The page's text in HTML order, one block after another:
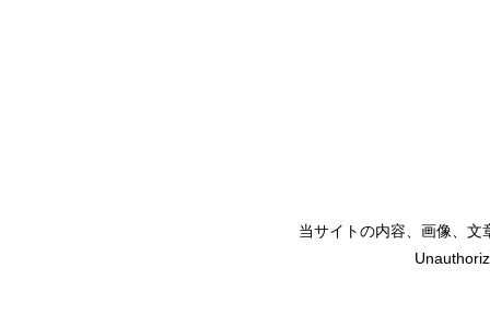
当サイトの内容、画像、